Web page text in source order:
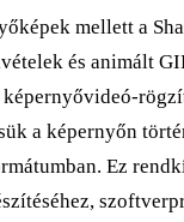
mellett a
és animált
a képernyőn
Ez